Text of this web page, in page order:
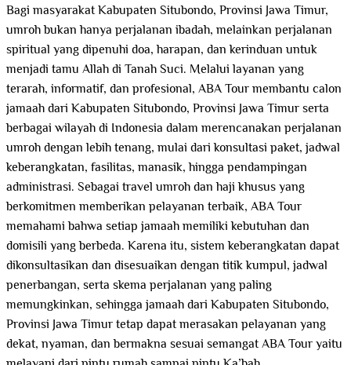
Bagi masyarakat Kabupaten Situbondo, Provinsi Jawa Timur,
umroh bukan hanya perjalanan ibadah, melainkan perjalanan
spiritual yang dipenuhi doa, harapan, dan kerinduan untuk
menjadi tamu Allah di Tanah Suci. Melalui layanan yang
terarah, informatif, dan profesional, ABA Tour membantu calon
jamaah dari Kabupaten Situbondo, Provinsi Jawa Timur serta
berbagai wilayah di Indonesia dalam merencanakan perjalanan
umroh dengan lebih tenang, mulai dari konsultasi paket, jadwal
keberangkatan, fasilitas, manasik, hingga pendampingan
administrasi. Sebagai travel umroh dan haji khusus yang
berkomitmen memberikan pelayanan terbaik, ABA Tour
memahami bahwa setiap jamaah memiliki kebutuhan dan
domisili yang berbeda. Karena itu, sistem keberangkatan dapat
dikonsultasikan dan disesuaikan dengan titik kumpul, jadwal
penerbangan, serta skema perjalanan yang paling
memungkinkan, sehingga jamaah dari Kabupaten Situbondo,
Provinsi Jawa Timur tetap dapat merasakan pelayanan yang
dekat, nyaman, dan bermakna sesuai semangat ABA Tour yaitu